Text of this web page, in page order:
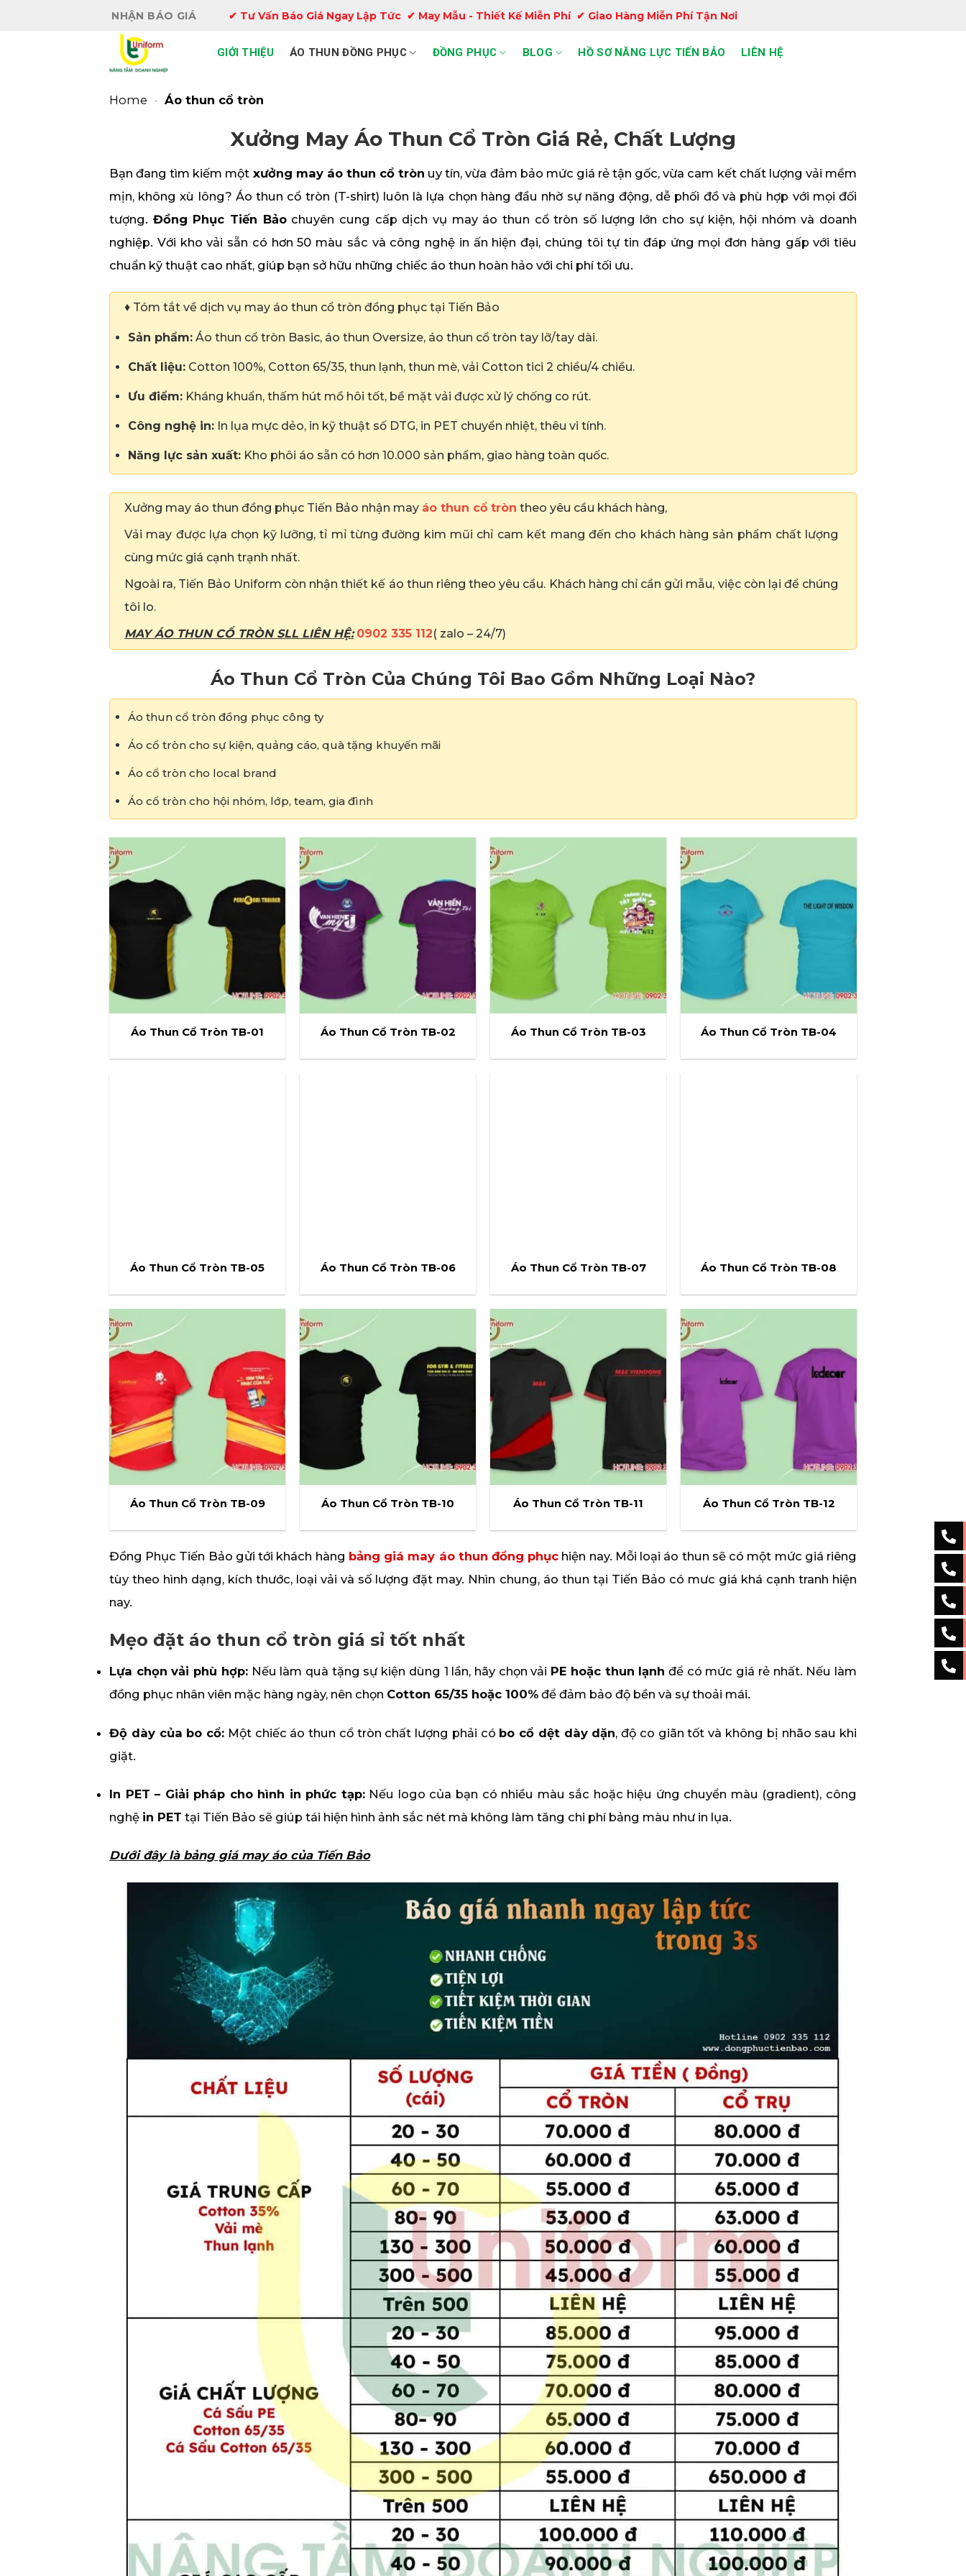
NHẬN BÁO GIÁ ✔ Tư Vấn Báo Giá Ngay Lập Tức ✔ May Mẫu - Thiết Kế Miễn Phí ✔ Giao Hàng Miễn Phí Tận Nơi
GIỚI THIỆU ÁO THUN ĐỒNG PHỤC ĐỒNG PHỤC BLOG HỒ SƠ NĂNG LỰC TIẾN BẢO LIÊN HỆ
Home - Áo thun cổ tròn
Xưởng May Áo Thun Cổ Tròn Giá Rẻ, Chất Lượng
Bạn đang tìm kiếm một xưởng may áo thun cổ tròn uy tín, vừa đảm bảo mức giá rẻ tận gốc, vừa cam kết chất lượng vải mềm
mịn, không xù lông? Áo thun cổ tròn (T-shirt) luôn là lựa chọn hàng đầu nhờ sự năng động, dễ phối đồ và phù hợp với mọi đối
tượng. Đồng Phục Tiến Bảochuyên cung cấp dịch vụ may áo thun cổ tròn số lượng lớn cho sự kiện, hội nhóm và doanh
nghiệp. Với kho vải sẵn có hơn 50 màu sắc và công nghệ in ấn hiện đại, chúng tôi tự tin đáp ứng mọi đơn hàng gấp với tiêu
chuẩn kỹ thuật cao nhất, giúp bạn sở hữu những chiếc áo thun hoàn hảo với chi phí tối ưu.
♦ Tóm tắt về dịch vụ may áo thun cổ tròn đồng phục tại Tiến Bảo
Sản phẩm: Áo thun cổ tròn Basic, áo thun Oversize, áo thun cổ tròn tay lỡ/tay dài.
Chất liệu: Cotton 100%, Cotton 65/35, thun lạnh, thun mè, vải Cotton tici 2 chiều/4 chiều.
Ưu điểm: Kháng khuẩn, thấm hút mồ hôi tốt, bề mặt vải được xử lý chống co rút.
Công nghệ in: In lụa mực dẻo, in kỹ thuật số DTG, in PET chuyển nhiệt, thêu vi tính.
Năng lực sản xuất: Kho phôi áo sẵn có hơn 10.000 sản phẩm, giao hàng toàn quốc.
Xưởng may áo thun đồng phục Tiến Bảo nhận may áo thun cổ tròn theo yêu cầu khách hàng,
Vải may được lựa chọn kỹ lưỡng, tỉ mỉ từng đường kim mũi chỉ cam kết mang đến cho khách hàng sản phẩm chất lượng
cùng mức giá cạnh trạnh nhất.
Ngoài ra, Tiến Bảo Uniform còn nhận thiết kế áo thun riêng theo yêu cầu. Khách hàng chỉ cần gửi mẫu, việc còn lại để chúng
tôi lo.
MAY ÁO THUN CỔ TRÒN SLL LIÊN HỆ: 0902 335 112( zalo – 24/7)
Áo Thun Cổ Tròn Của Chúng Tôi Bao Gồm Những Loại Nào?
Áo thun cổ tròn đồng phục công ty
Áo cổ tròn cho sự kiện, quảng cáo, quà tặng khuyến mãi
Áo cổ tròn cho local brand
Áo cổ tròn cho hội nhóm, lớp, team, gia đình
Áo Thun Cổ Tròn TB-01 Áo Thun Cổ Tròn TB-02 Áo Thun Cổ Tròn TB-03 Áo Thun Cổ Tròn TB-04
Áo Thun Cổ Tròn TB-05 Áo Thun Cổ Tròn TB-06 Áo Thun Cổ Tròn TB-07 Áo Thun Cổ Tròn TB-08
Áo Thun Cổ Tròn TB-09 Áo Thun Cổ Tròn TB-10 Áo Thun Cổ Tròn TB-11 Áo Thun Cổ Tròn TB-12
Đồng Phục Tiến Bảo gửi tới khách hàng bảng giá may áo thun đồng phục hiện nay. Mỗi loại áo thun sẽ có một mức giá riêng
tùy theo hình dạng, kích thước, loại vải và số lượng đặt may. Nhìn chung, áo thun tại Tiến Bảo có mưc giá khá cạnh tranh hiện
nay.
Mẹo đặt áo thun cổ tròn giá sỉ tốt nhất
Lựa chọn vải phù hợp:Nếu làm quà tặng sự kiện dùng 1 lần, hãy chọn vải PE hoặc thun lạnh để có mức giá rẻ nhất. Nếu làm
đồng phục nhân viên mặc hàng ngày, nên chọn Cotton 65/35 hoặc 100% để đảm bảo độ bền và sự thoải mái.
Độ dày của bo cổ: Một chiếc áo thun cổ tròn chất lượng phải có bo cổ dệt dày dặn, độ co giãn tốt và không bị nhão sau khi
giặt.
In PET – Giải pháp cho hình in phức tạp:Nếu logo của bạn có nhiều màu sắc hoặc hiệu ứng chuyển màu (gradient), công
nghệ in PET tại Tiến Bảo sẽ giúp tái hiện hình ảnh sắc nét mà không làm tăng chi phí bảng màu như in lụa.
Dưới đây là bảng giá may áo của Tiến Bảo